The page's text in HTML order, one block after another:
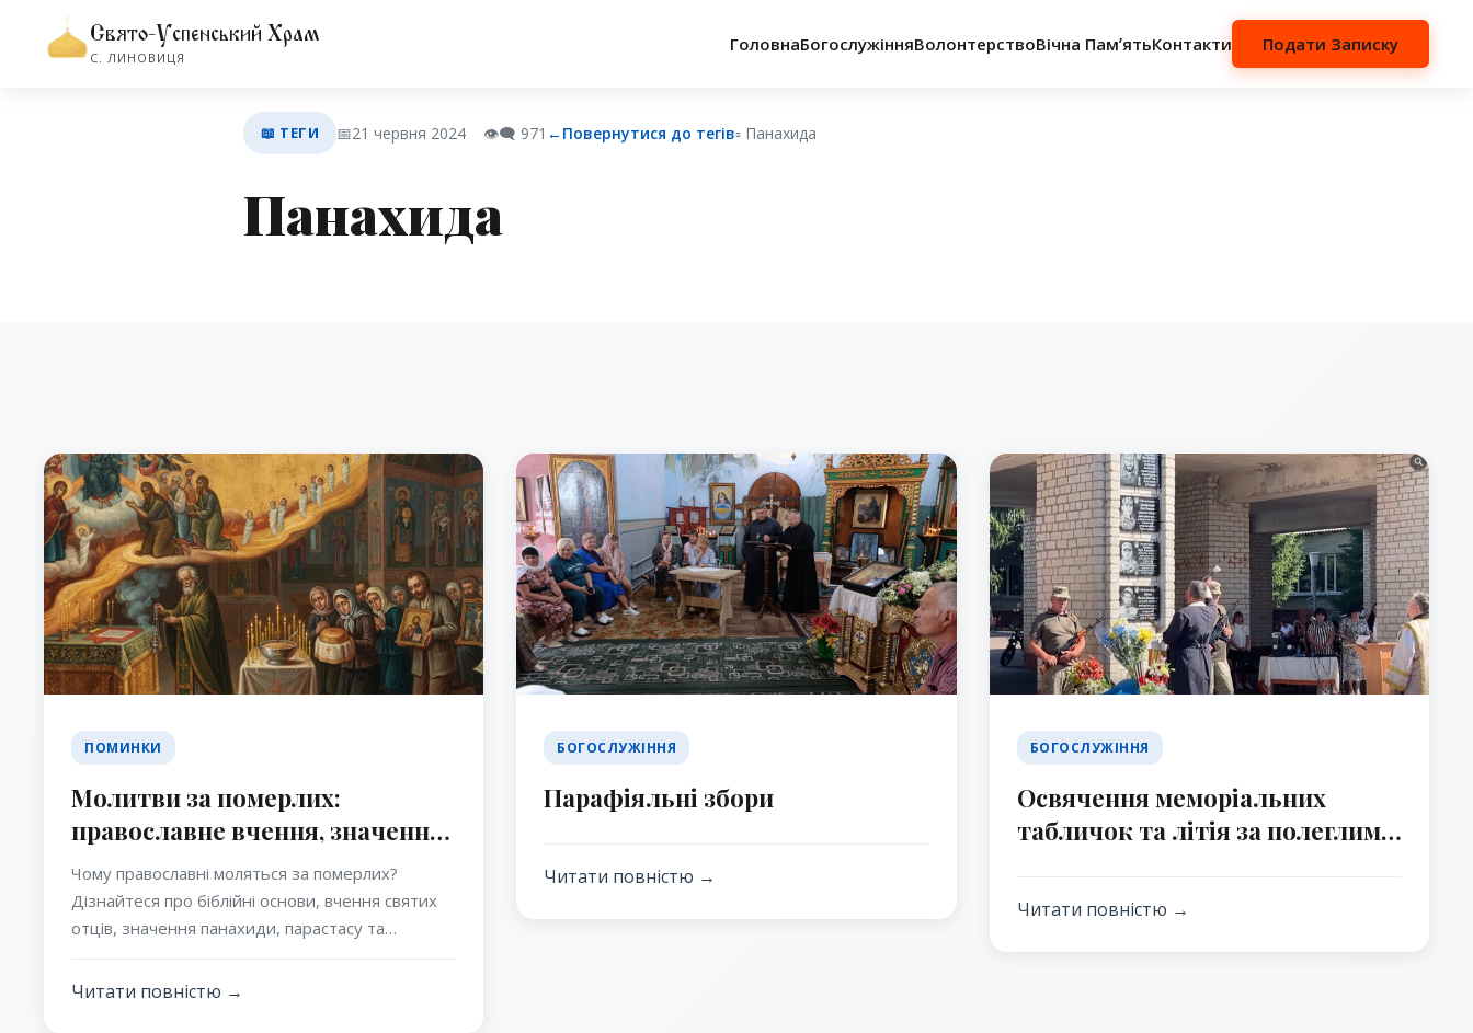
Свято-Успенський Храм
С. ЛИНОВИЦЯ
ГоловнаБогослужінняВолонтерствоВічна ПамʼятьКонтакти Подати Записку
📖 ТЕГИ 📅21 червня 2024 👁️‍🗨️ 971 ←Повернутися до тегів▫︎ Панахида
Панахида
ПОМИНКИ
Молитви за померлих:
православне вчення, значення,
вчення святих отців та сила
церковної молитви
Чому православні моляться за померлих?
Дізнайтеся про біблійні основи, вчення святих
отців, значення панахиди, парастасу та
Церкві.
Читати повністю →
БОГОСЛУЖІННЯ
Парафіяльні збори
Читати повністю →
БОГОСЛУЖІННЯ
Освячення меморіальних
табличок та літія за полеглими
ліцею
Читати повністю →